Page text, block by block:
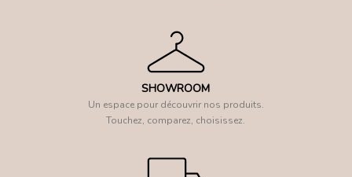
SHOWROOM
Un espace pour découvrir nos produits.
Touchez, comparez, choisissez.